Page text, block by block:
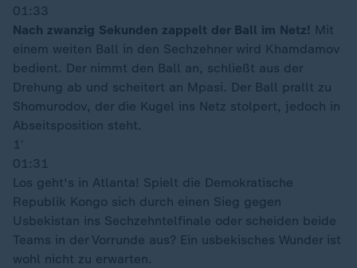
01:33
Nach zwanzig Sekunden zappelt der Ball im Netz! Mit
einem weiten Ball in den Sechzehner wird Khamdamov
bedient. Der nimmt den Ball an, schließt aus der
Drehung ab und scheitert an Mpasi. Der Ball prallt zu
Shomurodov, der die Kugel ins Netz stolpert, jedoch in
Abseitsposition steht.
1′
01:31
Los geht's in Atlanta! Spielt die Demokratische
Republik Kongo sich durch einen Sieg gegen
Usbekistan ins Sechzehntelfinale oder scheiden beide
Teams in der Vorrunde aus? Ein usbekisches Wunder ist
wohl nicht zu erwarten.